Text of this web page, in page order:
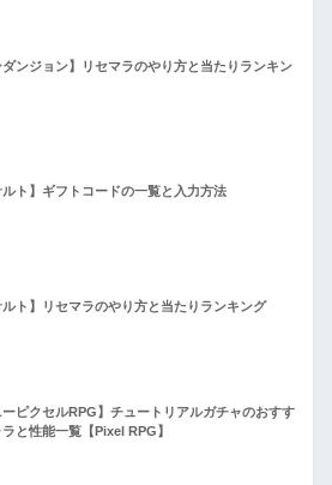
ダンジョン】リセマラのやり方と当たりランキン
ルト】ギフトコードの一覧と入力方法
ルト】リセマラのやり方と当たりランキング
ーピクセルRPG】チュートリアルガチャのおすす
と性能一覧【Pixel RPG】